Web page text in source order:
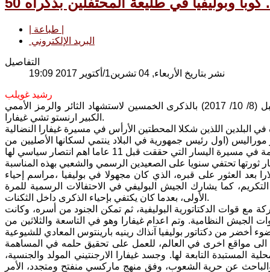
البريد الإلكتروني
التفاصيل
نشر بتاريخ الأربعاء, 04 تشرين1/أكتوير 2017 19:09
رشيد غويلب
تحتفي قوى اليسار والحركات الاجتماعية والقوى الانسانية العالمية يوم الاحد المقبل (8/ 10/ 2017) بالذكرى الخمسين لاستشهاد الثائر والرمز الأممي
الكبير ارنستو تشي غيفارا.
بزعامة ايفو موراليس (اول رئيس جمهورية في البلاد ينتمي لسكانها الأصليين من
رفات تشي غيفارا، والذي اقيم في 1997 في سانتا كلارا بعد العثور على قبره، الذي كان مجهولا في بوليفيا ،مراسم إحياء
كما يشارك الجيش البوليفي في الاحتفالات الرسمية للمرة
الأولى، بعدما كان يكتفي بإحياء الذكرى داخل الثكنات.
1967 ، بعد اصابته بجروح في معركة مع قوات الدكتاتورية البوليفية، ثم تمكن الجنود من أسره، وكانت
الجيش النظامية. وتم اعدام غيفارا وهو في التاسعة والثلاثين من
الى مواقع اخرى في العالم، للعمل على تحقيق حلمه في المساهمة
المستبدة التابعة لها. وجسد غيفارا الارجنتيني المولد والجنسية،
والباحث عن حرية الشعوب، وفق منهج ماركسي منفتح ومتجدد، الأمر